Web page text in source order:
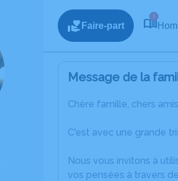
Faire-part
1
Message de la
Chère famille, chers
C'est avec une grande
Nous vous invitons à
vos pensées à travers